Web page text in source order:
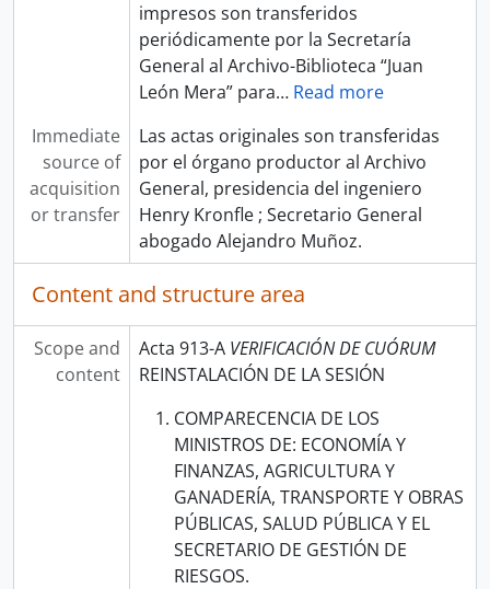
impresos son transferidos
periódicamente por la Secretaría
General al Archivo-Biblioteca “Juan
León Mera” para… Read more
Immediate
source of
acquisition
or transfer
Las actas originales son transferidas
por el órgano productor al Archivo
General, presidencia del ingeniero
Henry Kronfle ; Secretario General
abogado Alejandro Muñoz.
Content and structure area
Scope and
content
Acta 913-A VERIFICACIÓN DE CUÓRUM
REINSTALACIÓN DE LA SESIÓN
COMPARECENCIA DE LOS
MINISTROS DE: ECONOMÍA Y
FINANZAS, AGRICULTURA Y
GANADERÍA, TRANSPORTE Y OBRAS
PÚBLICAS, SALUD PÚBLICA Y EL
SECRETARIO DE GESTIÓN DE
RIESGOS.